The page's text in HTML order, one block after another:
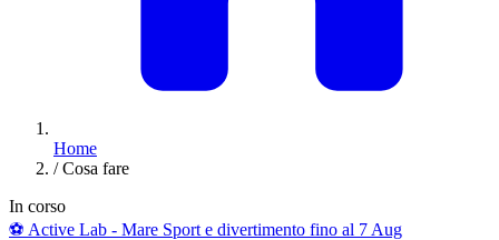
Home
/ Cosa fare
In corso
⚽ Active Lab - Mare Sport e divertimento fino al 7 Aug